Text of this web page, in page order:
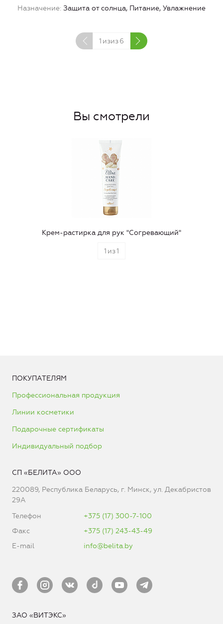
Назначение Защита от солнца, Питание, Увлажнение
1 изиз6
Вы смотрели
Крем-растирка для рук "Согревающий"
1 из1
ПОКУПАТЕЛЯМ
Профессиональная продукция
Линии косметики
Подарочные сертификаты
Индивидуальный подбор
СП «БЕЛИТА» ООО
220089, Республика Беларусь, г. Минск, ул. Декабристов
29А
Телефон
+375 (17) 300-7-100
Факс
+375 (17) 243-43-49
E-mail
info@belita.by
ЗАО «ВИТЭКС»